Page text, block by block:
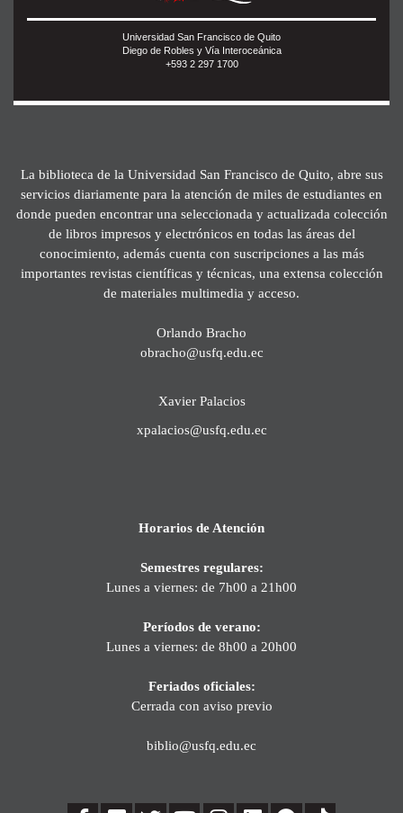
Universidad San Francisco de Quito
Diego de Robles y Vía Interoceánica
+593 2 297 1700
La biblioteca de la Universidad San Francisco de Quito, abre sus
servicios diariamente para la atención de miles de estudiantes en
donde pueden encontrar una seleccionada y actualizada colección
de libros impresos y electrónicos en todas las áreas del
conocimiento, además cuenta con suscripciones a las más
importantes revistas científicas y técnicas, una extensa colección
de materiales multimedia y acceso.
Orlando Bracho
obracho@usfq.edu.ec
Xavier Palacios
xpalacios@usfq.edu.ec
Horarios de Atención
Semestres regulares:
Lunes a viernes: de 7h00 a 21h00
Períodos de verano:
Lunes a viernes: de 8h00 a 20h00
Feriados oficiales:
Cerrada con aviso previo
biblio@usfq.edu.ec